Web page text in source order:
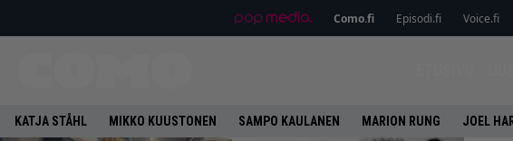
Como.fi Episodi.fi Voice.fi
KATJA STÅHL MIKKO KUUSTONEN SAMPO KAULANEN MARION RUNG JOEL